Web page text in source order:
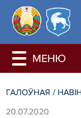
ГАЛОЎНАЯ /
20.07.2020